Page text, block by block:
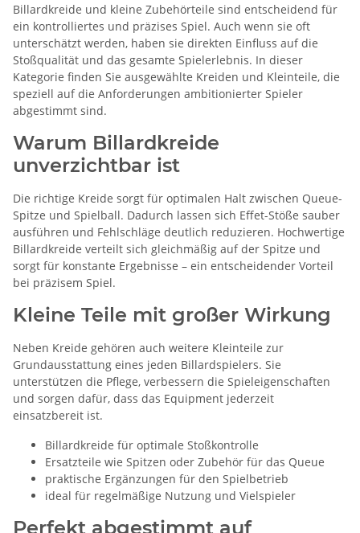
Billardkreide und kleine Zubehörteile sind entscheidend für
ein kontrolliertes und präzises Spiel. Auch wenn sie oft
unterschätzt werden, haben sie direkten Einfluss auf die
Stoßqualität und das gesamte Spielerlebnis. In dieser
Kategorie finden Sie ausgewählte Kreiden und Kleinteile, die
speziell auf die Anforderungen ambitionierter Spieler
abgestimmt sind.
Warum Billardkreide
unverzichtbar ist
Die richtige Kreide sorgt für optimalen Halt zwischen Queue-
Spitze und Spielball. Dadurch lassen sich Effet-Stöße sauber
ausführen und Fehlschläge deutlich reduzieren. Hochwertige
Billardkreide verteilt sich gleichmäßig auf der Spitze und
sorgt für konstante Ergebnisse – ein entscheidender Vorteil
bei präzisem Spiel.
Kleine Teile mit großer Wirkung
Neben Kreide gehören auch weitere Kleinteile zur
Grundausstattung eines jeden Billardspielers. Sie
unterstützen die Pflege, verbessern die Spieleigenschaften
und sorgen dafür, dass das Equipment jederzeit
einsatzbereit ist.
Billardkreide für optimale Stoßkontrolle
Ersatzteile wie Spitzen oder Zubehör für das Queue
praktische Ergänzungen für den Spielbetrieb
ideal für regelmäßige Nutzung und Vielspieler
Perfekt abgestimmt auf